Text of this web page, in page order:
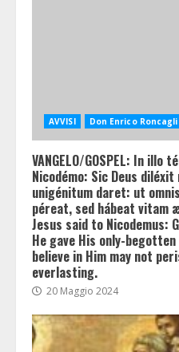
AVVISI Don Enrico
VANGELO/GOSPEL: In illo
Nicodémo: Sic Deus
unigénitum daret: ut
péreat, sed hábeat
Jesus said to Nicodemus:
He gave His only-
believe in Him may not
everlasting.
20 Maggio 2024